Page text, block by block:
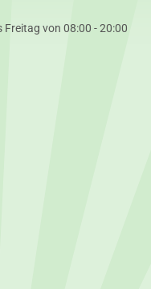
von 08:00 - 20:00